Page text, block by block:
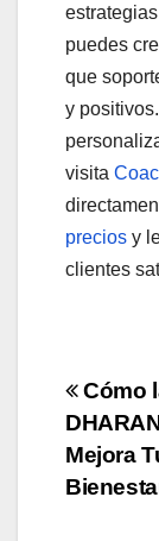
puedes
que
y
visita
precios y
clientes
de
Cómo
Mejora